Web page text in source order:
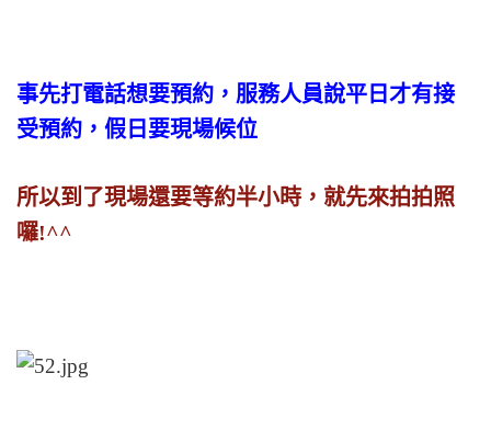
事先打電話想要預約，服務人員說平日才有接
受預約，假日要現場候位
所以到了現場還要等約半小時，就先來拍拍照
囉!^^